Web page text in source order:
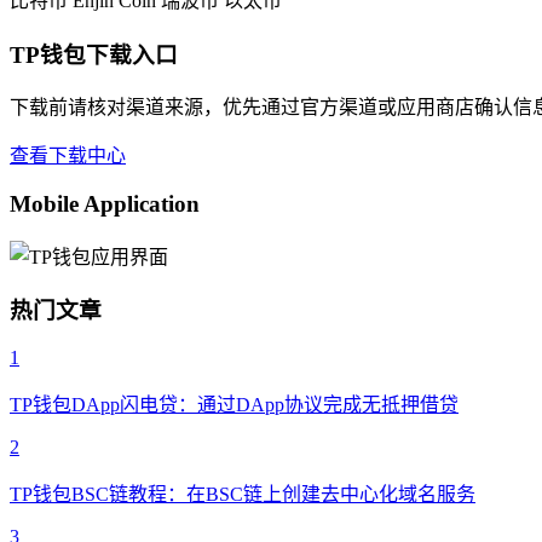
TP钱包下载入口
下载前请核对渠道来源，优先通过官方渠道或应用商店确认信
查看下载中心
Mobile Application
热门文章
1
TP钱包DApp闪电贷：通过DApp协议完成无抵押借贷
2
TP钱包BSC链教程：在BSC链上创建去中心化域名服务
3